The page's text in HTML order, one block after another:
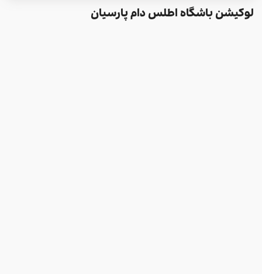
لوکیشن باشگاه اطلس دام پارسیان